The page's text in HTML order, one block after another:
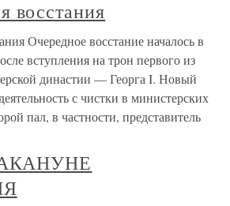
восстания
Очередное восстание началось в
вступления на трон первого из
династии — Георга I. Новый
с чистки в министерских
пал, в частности, представитель